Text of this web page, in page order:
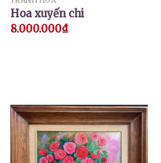
Hoa xuyến chi
8.000.000₫